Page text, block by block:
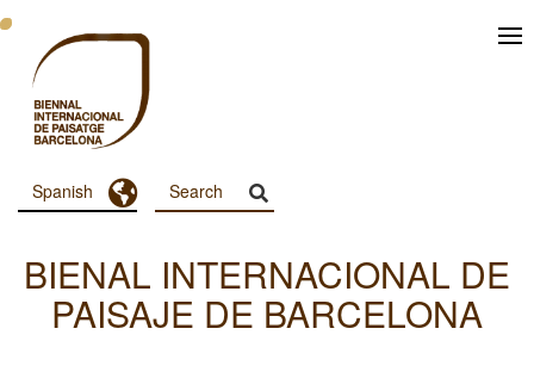
Pasar
contenido
principal
Menu
Principal
Dashboard
Spanish Toggle Dropdown
BIENAL INTERNACIONAL DE
PAISAJE DE BARCELONA